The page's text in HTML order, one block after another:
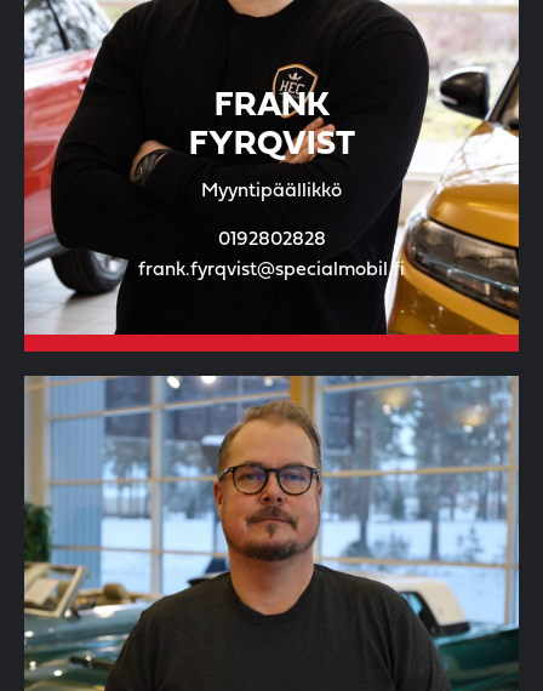
FRANK
FYRQVIST
Myyntipäällikkö
0192802828
frank.fyrqvist@specialmobil.fi